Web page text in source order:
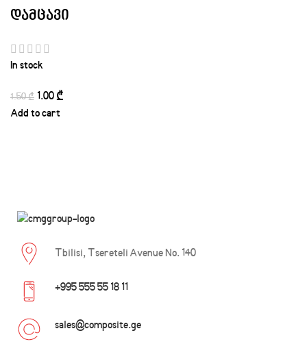
დამცავი
In stock
1.50₾ 1.00₾
Add to cart
Tbilisi, Tsereteli Avenue No. 140
+995 555 55 18 11
sales@composite.ge